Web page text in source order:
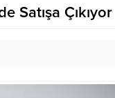
Satışa Çıkıyor